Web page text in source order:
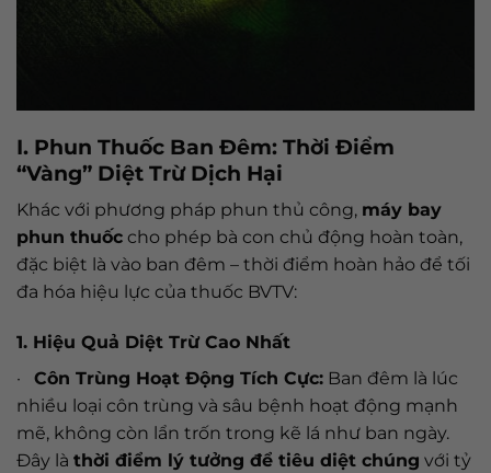
I. Phun Thuốc Ban Đêm: Thời Điểm
“Vàng” Diệt Trừ Dịch Hại
Khác với phương pháp phun thủ công, máy bay
phun thuốc cho phép bà con chủ động hoàn toàn,
đặc biệt là vào ban đêm – thời điểm hoàn hảo để tối
đa hóa hiệu lực của thuốc BVTV:
1. Hiệu Quả Diệt Trừ Cao Nhất
· Côn Trùng Hoạt Động Tích Cực: Ban đêm là lúc
nhiều loại côn trùng và sâu bệnh hoạt động mạnh
mẽ, không còn lẩn trốn trong kẽ lá như ban ngày.
Đây là thời điểm lý tưởng để tiêu diệt chúng với tỷ